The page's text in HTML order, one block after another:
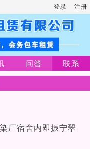
登录 注册
问答
联系
厂宿舍内即振宁翠